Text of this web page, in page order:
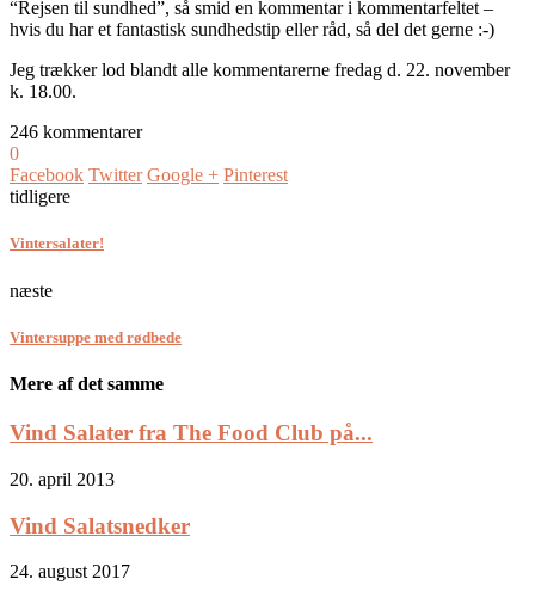
“Rejsen til sundhed”, så smid en kommentar i kommentarfeltet –
hvis du har et fantastisk sundhedstip eller råd, så del det gerne :-)
Jeg trækker lod blandt alle kommentarerne fredag d. 22. november
k. 18.00.
246 kommentarer
0
Facebook Twitter Google + Pinterest
tidligere
Vintersalater!
næste
Vintersuppe med rødbede
Mere af det samme
Vind Salater fra The Food Club på...
20. april 2013
Vind Salatsnedker
24. august 2017